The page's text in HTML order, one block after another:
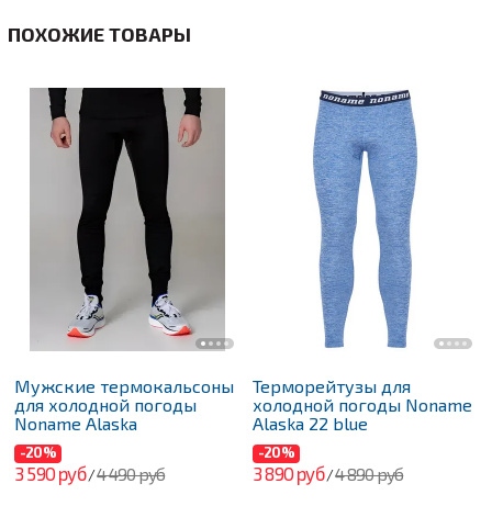
ПОХОЖИЕ ТОВАРЫ
Мужские термокальсоны
для холодной погоды
Noname Alaska
-20%
3 590 руб/4 490 руб
Терморейтузы для
холодной погоды Noname
Alaska 22 blue
-20%
3 890 руб/4 890 руб